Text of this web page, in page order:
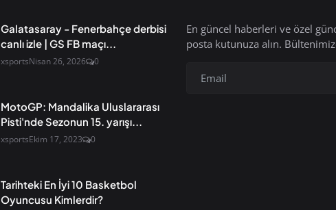
Galatasaray - Fenerbahçe derbisi
canlı izle | GS FB maçı...
xsportsNisan 26, 2026 0
MotoGP: Mandalika Uluslararası
Pisti'nde Sezonun 15. yarışı...
xsportsEkim 17, 2023 0
Tarihteki En İyi 10 Basketbol
Oyuncusu Kimlerdir?
En güncel haberleri ve özel
posta kutunuza alın.